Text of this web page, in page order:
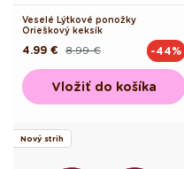
Veselé Lýtkové ponožky
Orieškový keksík
Pôvodná8.99 €
Akciová
4.99 € -44%
Vložiť do košíka
Nový strih